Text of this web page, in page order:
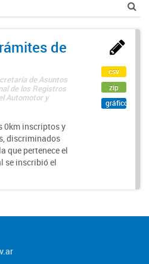
de
de Asuntos
de los Registros
Automotor y
0km inscriptos y
discriminados
que pertenece el
se inscribió el
csv
zip
gráfico